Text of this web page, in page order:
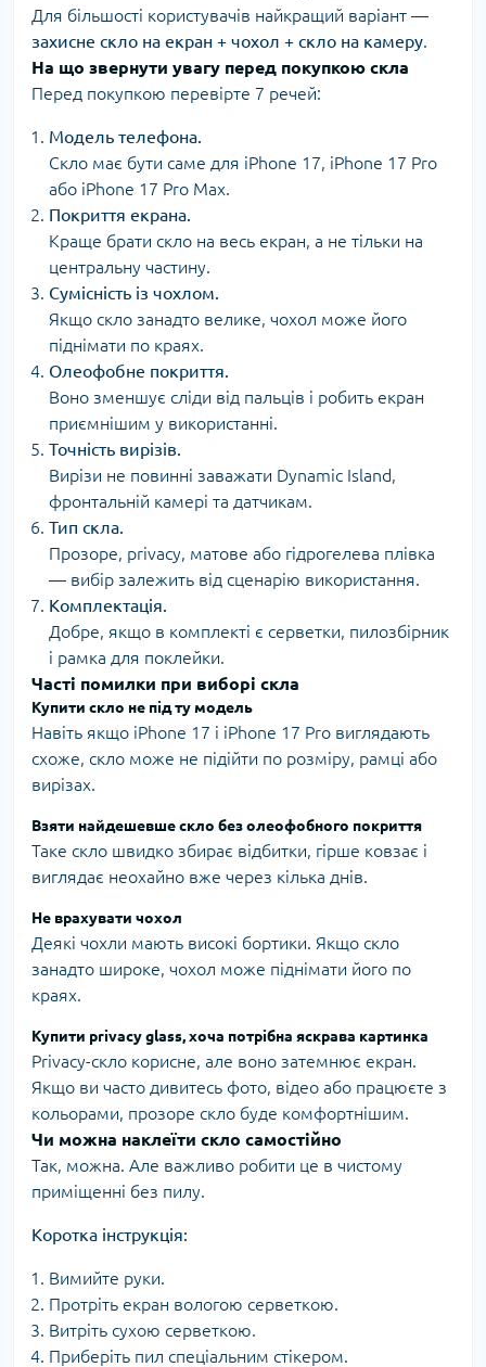
Для більшості користувачів найкращий варіант —
захисне скло на екран + чохол + скло на камеру.
На що звернути увагу перед покупкою скла
Перед покупкою перевірте 7 речей:
Модель телефона.
Скло має бути саме для iPhone 17, iPhone 17 Pro
або iPhone 17 Pro Max.
Покриття екрана.
Краще брати скло на весь екран, а не тільки на
центральну частину.
Сумісність із чохлом.
Якщо скло занадто велике, чохол може його
піднімати по краях.
Олеофобне покриття.
Воно зменшує сліди від пальців і робить екран
приємнішим у використанні.
Точність вирізів.
Вирізи не повинні заважати Dynamic Island,
фронтальній камері та датчикам.
Тип скла.
Прозоре, privacy, матове або гідрогелева плівка
— вибір залежить від сценарію використання.
Комплектація.
Добре, якщо в комплекті є серветки, пилозбірник
і рамка для поклейки.
Часті помилки при виборі скла
Купити скло не під ту модель
Навіть якщо iPhone 17 і iPhone 17 Pro виглядають
схоже, скло може не підійти по розміру, рамці або
вирізах.
Взяти найдешевше скло без олеофобного покриття
Таке скло швидко збирає відбитки, гірше ковзає і
виглядає неохайно вже через кілька днів.
Не врахувати чохол
Деякі чохли мають високі бортики. Якщо скло
занадто широке, чохол може піднімати його по
краях.
Купити privacy glass, хоча потрібна яскрава картинка
Privacy-скло корисне, але воно затемнює екран.
Якщо ви часто дивитесь фото, відео або працюєте з
кольорами, прозоре скло буде комфортнішим.
Чи можна наклеїти скло самостійно
Так, можна. Але важливо робити це в чистому
приміщенні без пилу.
Коротка інструкція:
Вимийте руки.
Протріть екран вологою серветкою.
Витріть сухою серветкою.
Приберіть пил спеціальним стікером.